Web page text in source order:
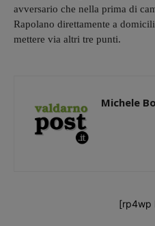
avversario che nella prima di
Rapolano direttamente a
mettere via altri tre punti.
Michele
[rp4wp